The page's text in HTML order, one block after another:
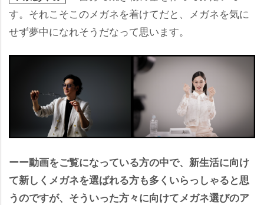
す。それこそこのメガネを着けてだと、メガネを気に
せず夢中になれそうだなって思います。
ーー動画をご覧になっている方の中で、新生活に向け
て新しくメガネを選ばれる方も多くいらっしゃると思
うのですが、そういった方々に向けてメガネ選びのア